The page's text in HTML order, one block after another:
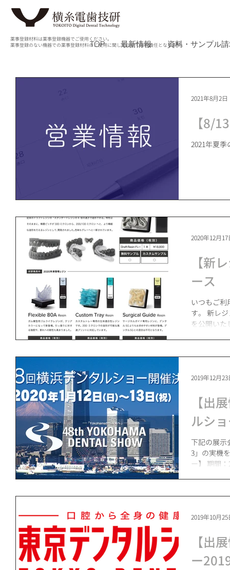
薬事登録材料は薬事登録機器でご使用ください。
薬事登録のない機器での薬事登録材料のご使用に関しては全て自己責任となります。
TOP 最新情報 資料・サンプル
【8/
2021年夏
2021年8月2日
【新
ース
いつもご
す。 新レ
を公開いた
2020年12月17
【出
ルシ
下記の展示
3」の実機
ー】 期間
2019年12月23
【出
ー
2019年10月25